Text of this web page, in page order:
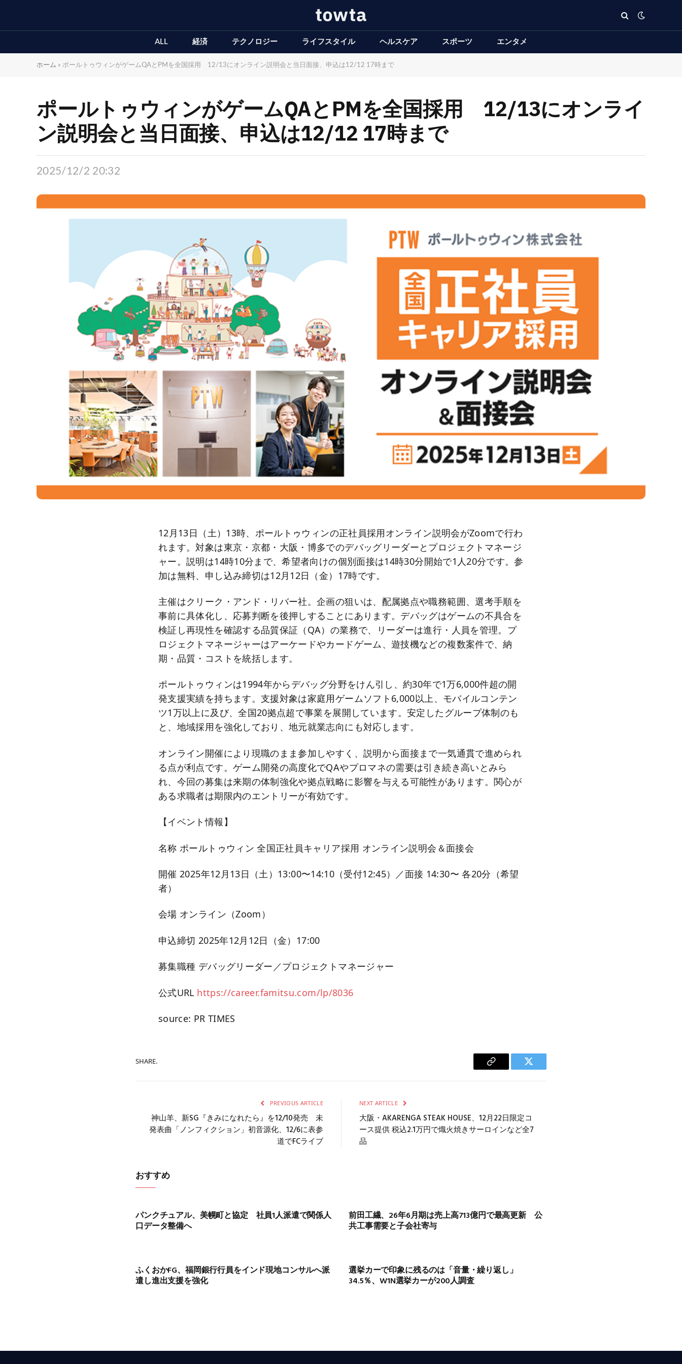
ALL 経済 テクノロジー ライフスタイル ヘルスケア スポーツ エンタメ
ホーム » ポールトゥウィンがゲームQAとPMを全国採用 12/13にオンライン説明会と当日面接、申込は12/12 17時まで
ポールトゥウィンがゲームQAとPMを全国採用 12/13にオンライ
ン説明会と当日面接、申込は12/12 17時まで
2025/12/2 20:32
12月13日（土）13時、ポールトゥウィンの正社員採用オンライン説明会がZoomで行わ
れます。対象は東京・京都・大阪・博多でのデバッグリーダーとプロジェクトマネージ
ャー。説明は14時10分まで、希望者向けの個別面接は14時30分開始で1人20分です。参
加は無料、申し込み締切は12月12日（金）17時です。
主催はクリーク・アンド・リバー社。企画の狙いは、配属拠点や職務範囲、選考手順を
事前に具体化し、応募判断を後押しすることにあります。デバッグはゲームの不具合を
検証し再現性を確認する品質保証（QA）の業務で、リーダーは進行・人員を管理。プ
ロジェクトマネージャーはアーケードやカードゲーム、遊技機などの複数案件で、納
期・品質・コストを統括します。
ポールトゥウィンは1994年からデバッグ分野をけん引し、約30年で1万6,000件超の開
発支援実績を持ちます。支援対象は家庭用ゲームソフト6,000以上、モバイルコンテン
ツ1万以上に及び、全国20拠点超で事業を展開しています。安定したグループ体制のも
と、地域採用を強化しており、地元就業志向にも対応します。
オンライン開催により現職のまま参加しやすく、説明から面接まで一気通貫で進められ
る点が利点です。ゲーム開発の高度化でQAやプロマネの需要は引き続き高いとみら
れ、今回の募集は来期の体制強化や拠点戦略に影響を与える可能性があります。関心が
ある求職者は期限内のエントリーが有効です。
【イベント情報】
名称 ポールトゥウィン 全国正社員キャリア採用 オンライン説明会＆面接会
開催 2025年12月13日（土）13:00〜14:10（受付12:45）／面接 14:30〜 各20分（希望
者）
会場 オンライン（Zoom）
申込締切 2025年12月12日（金）17:00
募集職種 デバッグリーダー／プロジェクトマネージャー
公式URL https://career.famitsu.com/lp/8036
source: PR TIMES
SHARE.
Copy
Twitter
PREVIOUS ARTICLE
神山羊、新SG『きみになれたら』を12/10発売 未
発表曲「ノンフィクション」初音源化、12/6に表参
道でFCライブ
NEXT ARTICLE
大阪・AKARENGA STEAK HOUSE、12月22日限定コ
ース提供 税込2.1万円で熾火焼きサーロインなど全7
品
おすすめ
パンクチュアル、美幌町と協定 社員1人派遣で関係人
口データ整備へ
前田工繊、26年6月期は売上高713億円で最高更新 公
共工事需要と子会社寄与
ふくおかFG、福岡銀行行員をインド現地コンサルへ派
遣し進出支援を強化
選挙カーで印象に残るのは「音量・繰り返し」
34.5％、W1N選挙カーが200人調査